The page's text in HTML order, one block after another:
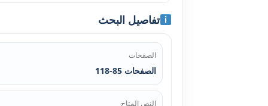
تفاصيل البحث
الصفحات
الصفحات 85-118
النص المتاح